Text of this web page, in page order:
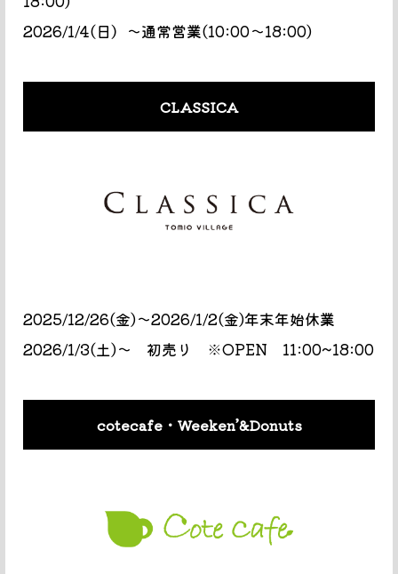
2026/1/4(日）～通常営業(10:00～18:00)
CLASSICA
2025/12/26(金)〜2026/1/2(金)年末年始休業
2026/1/3(土)〜 初売り ※OPEN 11:00~18:00
cotecafe・Weeken’&Donuts